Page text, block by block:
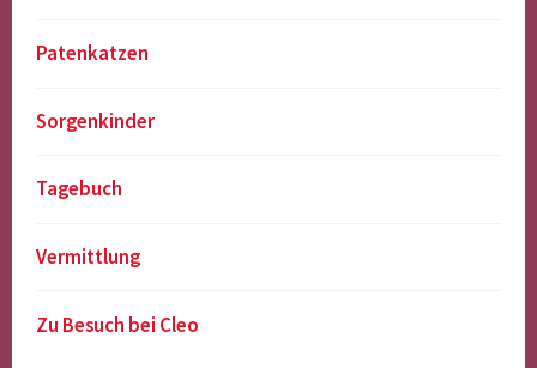
Patenkatzen
Sorgenkinder
Tagebuch
Vermittlung
Zu Besuch bei Cleo